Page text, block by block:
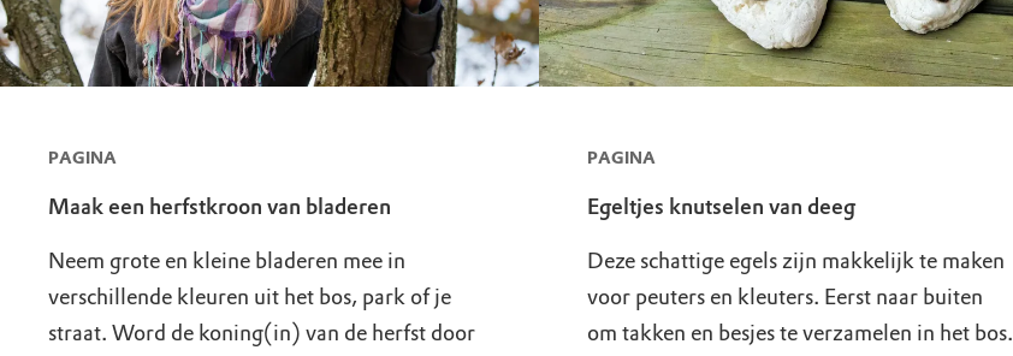
PAGINA
Maak een herfstkroon van bladeren
Neem grote en kleine bladeren mee in
verschillende kleuren uit het bos, park of je
straat. Word de koning(in) van de herfst door
PAGINA
Egeltjes knutselen van deeg
Deze schattige egels zijn makkelijk te maken
voor peuters en kleuters. Eerst naar buiten
om takken en besjes te verzamelen in het bos.